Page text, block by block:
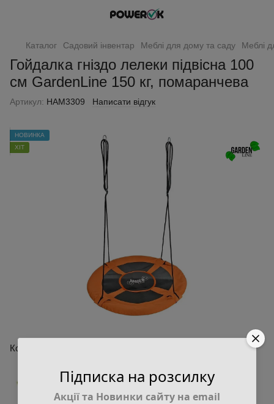
Каталог Садовий інвентар Меблі для дому та саду Меблі
Гойдалка гніздо лелеки підвісна 100
см GardenLine 150 кг, помаранчева
Артикул: HAM3309 Написати відгук
НОВИНКА
ХІТ
Колір
Підписка на розсилку
Акції та Новинки сайту на email